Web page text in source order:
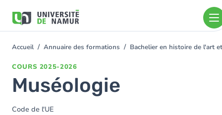
contenu
You
Accueil Annuaire des formations Bachelier en histoire de l'art
COURS 2025-2026
Muséologie
Code de l'UE